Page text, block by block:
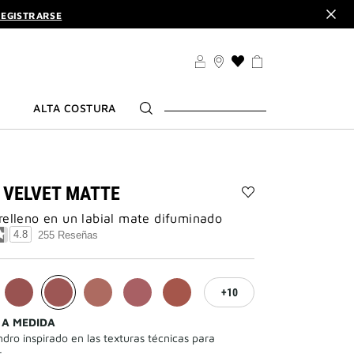
LISTA
ALTA COSTURA
VELVET MATTE
en un labial mate difuminado
Matte
la
lista
4.8 255 Reseñas
10
MEDIDA
inspirado en las texturas técnicas para